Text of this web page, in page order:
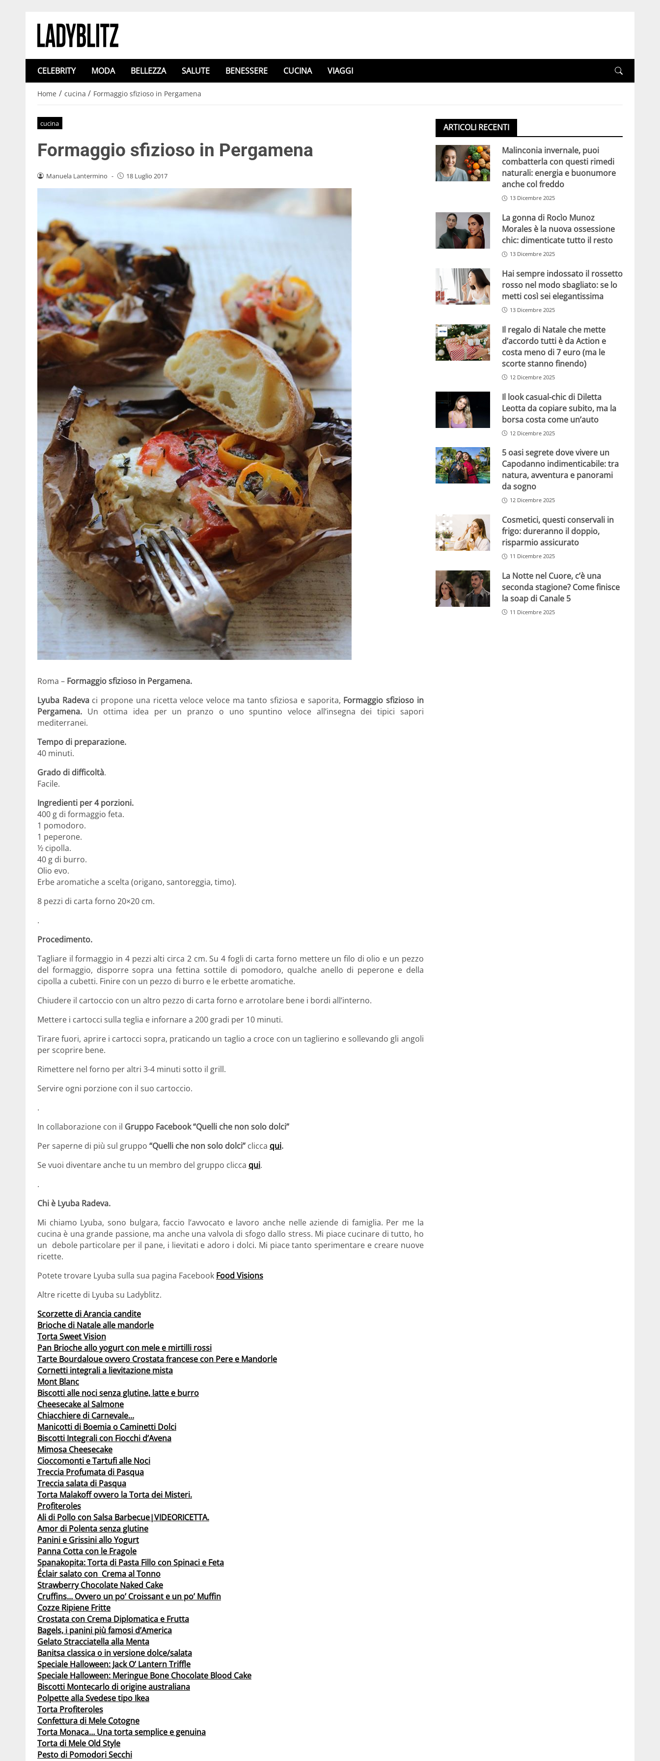
CELEBRITY MODA BELLEZZA SALUTE BENESSERE CUCINA VIAGGI
Home / cucina / Formaggio sfizioso in Pergamena
cucina
Formaggio sfizioso in Pergamena
Manuela Lantermino - 18 Luglio 2017
Roma – Formaggio sfizioso in Pergamena.
Lyuba Radeva ci propone una ricetta veloce veloce ma tanto sfiziosa e saporita, Formaggio sfizioso in
Pergamena. Un ottima idea per un pranzo o uno spuntino veloce all’insegna dei tipici sapori
mediterranei.
Tempo di preparazione.
40 minuti.
Grado di difficoltà.
Facile.
Ingredienti per 4 porzioni.
400 g di formaggio feta.
1 pomodoro.
1 peperone.
½ cipolla.
40 g di burro.
Olio evo.
Erbe aromatiche a scelta (origano, santoreggia, timo).
8 pezzi di carta forno 20×20 cm.
.
Procedimento.
Tagliare il formaggio in 4 pezzi alti circa 2 cm. Su 4 fogli di carta forno mettere un filo di olio e un pezzo
del formaggio, disporre sopra una fettina sottile di pomodoro, qualche anello di peperone e della
cipolla a cubetti. Finire con un pezzo di burro e le erbette aromatiche.
Chiudere il cartoccio con un altro pezzo di carta forno e arrotolare bene i bordi all’interno.
Mettere i cartocci sulla teglia e infornare a 200 gradi per 10 minuti.
Tirare fuori, aprire i cartocci sopra, praticando un taglio a croce con un taglierino e sollevando gli angoli
per scoprire bene.
Rimettere nel forno per altri 3-4 minuti sotto il grill.
Servire ogni porzione con il suo cartoccio.
.
In collaborazione con il Gruppo Facebook“Quelli che non solo dolci”
Per saperne di più sul gruppo “Quelli che non solo dolci” clicca qui.
Se vuoi diventare anche tu un membro del gruppo clicca qui.
.
Chi è Lyuba Radeva.
Mi chiamo Lyuba, sono bulgara, faccio l’avvocato e lavoro anche nelle aziende di famiglia. Per me la
cucina è una grande passione, ma anche una valvola di sfogo dallo stress. Mi piace cucinare di tutto, ho
un debole particolare per il pane, i lievitati e adoro i dolci. Mi piace tanto sperimentare e creare nuove
ricette.
Potete trovare Lyuba sulla sua pagina Facebook Food Visions
Altre ricette di Lyuba su Ladyblitz.
Scorzette di Arancia candite
Brioche di Natale alle mandorle
Torta Sweet Vision
Pan Brioche allo yogurt con mele e mirtilli rossi
Tarte Bourdaloue ovvero Crostata francese con Pere e Mandorle
Cornetti integrali a lievitazione mista
Mont Blanc
Biscotti alle noci senza glutine, latte e burro
Cheesecake al Salmone
Chiacchiere di Carnevale…
Manicotti di Boemia o Caminetti Dolci
Biscotti Integrali con Fiocchi d’Avena
Mimosa Cheesecake
Cioccomonti e Tartufi alle Noci
Treccia Profumata di Pasqua
Treccia salata di Pasqua
Torta Malakoff ovvero la Torta dei Misteri.
Profiteroles
Ali di Pollo con Salsa Barbecue|VIDEORICETTA.
Amor di Polenta senza glutine
Panini e Grissini allo Yogurt
Panna Cotta con le Fragole
Spanakopita: Torta di Pasta Fillo con Spinaci e Feta
Éclair salato con Crema al Tonno
Strawberry Chocolate Naked Cake
Cruffins… Ovvero un po’ Croissant e un po’ Muffin
Cozze Ripiene Fritte
Crostata con Crema Diplomatica e Frutta
Bagels, i panini più famosi d’America
Gelato Stracciatella alla Menta
Banitsa classica o in versione dolce/salata
Speciale Halloween: Jack O’ Lantern Triffle
Speciale Halloween: Meringue Bone Chocolate Blood Cake
Biscotti Montecarlo di origine australiana
Polpette alla Svedese tipo Ikea
Torta Profiteroles
Confettura di Mele Cotogne
Torta Monaca… Una torta semplice e genuina
Torta di Mele Old Style
Pesto di Pomodori Secchi
ARTICOLI RECENTI
Malinconia invernale, puoi
combatterla con questi rimedi
naturali: energia e buonumore
anche col freddo
13 Dicembre 2025
La gonna di Rocìo Munoz
Morales è la nuova ossessione
chic: dimenticate tutto il resto
13 Dicembre 2025
Hai sempre indossato il rossetto
rosso nel modo sbagliato: se lo
metti così sei elegantissima
13 Dicembre 2025
Il regalo di Natale che mette
d’accordo tutti è da Action e
costa meno di 7 euro (ma le
scorte stanno finendo)
12 Dicembre 2025
Il look casual-chic di Diletta
Leotta da copiare subito, ma la
borsa costa come un’auto
12 Dicembre 2025
5 oasi segrete dove vivere un
Capodanno indimenticabile: tra
natura, avventura e panorami
da sogno
12 Dicembre 2025
Cosmetici, questi conservali in
frigo: dureranno il doppio,
risparmio assicurato
11 Dicembre 2025
La Notte nel Cuore, c’è una
seconda stagione? Come finisce
la soap di Canale 5
11 Dicembre 2025